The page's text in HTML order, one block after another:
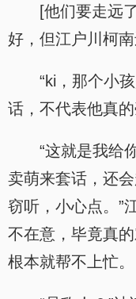
[他们要走远
好，但江户川柯南
“ki，那个小
话，不代表他真的
“这就是我给
卖萌来套话，还
窃听，小心点。”
不在意，毕竟真
根本就帮不上忙。